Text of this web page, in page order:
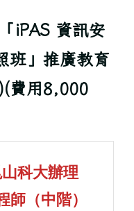
iPAS 資訊安
班」推廣教育
費用8,000
山科大辦理
師（中階）